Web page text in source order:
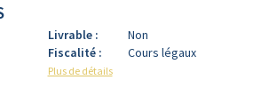
Livrable :
Non
Fiscalité :
Cours légaux
Plus de détails